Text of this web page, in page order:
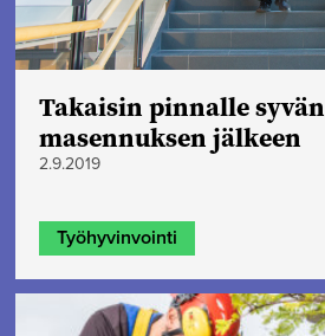
Takaisin pinnalle syvän
masennuksen jälkeen
2.9.2019
Työhyvinvointi